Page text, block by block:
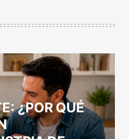
¿POR QUÉ